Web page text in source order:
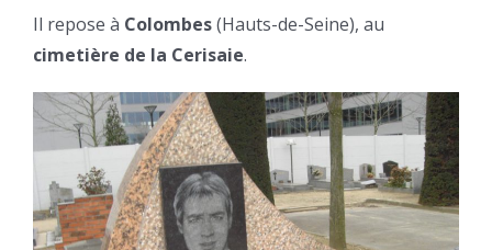
Il repose à Colombes(Hauts-de-Seine), au
cimetière de la Cerisaie.